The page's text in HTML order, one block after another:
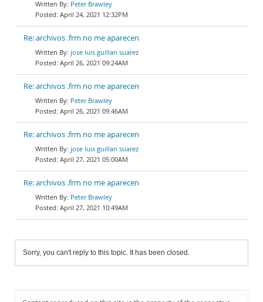
Peter Brawley
April 24, 2021 12:32PM
Re: archivos .frm no me aparecen
jose luis guillan suarez
April 26, 2021 09:24AM
Re: archivos .frm no me aparecen
Peter Brawley
April 26, 2021 09:46AM
Re: archivos .frm no me aparecen
jose luis guillan suarez
April 27, 2021 05:00AM
Re: archivos .frm no me aparecen
Peter Brawley
April 27, 2021 10:49AM
Sorry, you can't reply to this topic. It has been closed.